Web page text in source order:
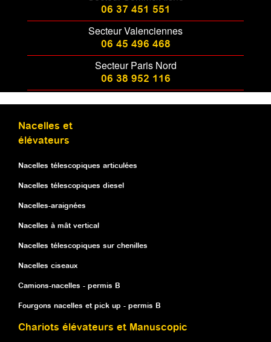
06 37 451 551
Secteur Valenciennes
06 45 496 468
Secteur Paris Nord
06 38 952 116
Nacelles et
élévateurs
Nacelles télescopiques articulées
Nacelles télescopiques diesel
Nacelles-araignées
Nacelles à mât vertical
Nacelles télescopiques sur chenilles
Nacelles ciseaux
Camions-nacelles - permis B
Fourgons nacelles et pick up - permis B
Chariots élévateurs et Manuscopic